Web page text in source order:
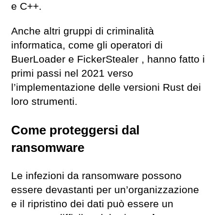
e C++.
Anche altri gruppi di criminalità
informatica, come gli operatori di
BuerLoader e FickerStealer , hanno fatto i
primi passi nel 2021 verso
l’implementazione delle versioni Rust dei
loro strumenti.
Come proteggersi dal
ransomware
Le infezioni da ransomware possono
essere devastanti per un’organizzazione
e il ripristino dei dati può essere un